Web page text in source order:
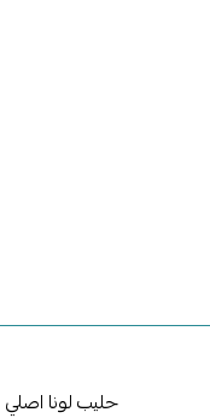
حليب لونا اصلي